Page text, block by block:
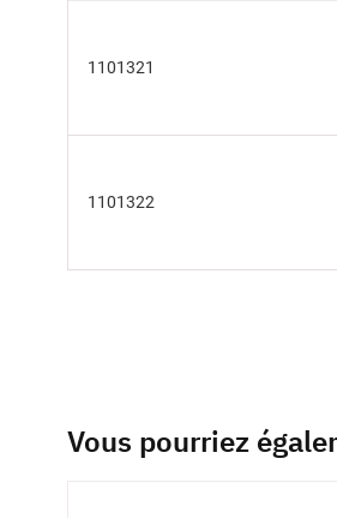
1101321
1101322
Vous pourriez